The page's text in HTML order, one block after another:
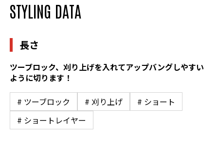
STYLING DATA
長さ
ツーブロック、刈り上げを入れてアップバングしやすい
ように切ります！
# ツーブロック # 刈り上げ
# ショート
# ショートレイヤー